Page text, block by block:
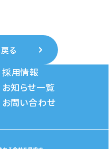
る
採用情報
お知らせ一覧
お問い合わせ